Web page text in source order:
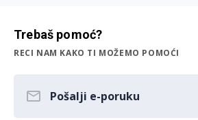
Trebaš pomoć?
RECI NAM KAKO TI MOŽEMO POMOĆI
Pošalji e-poruku